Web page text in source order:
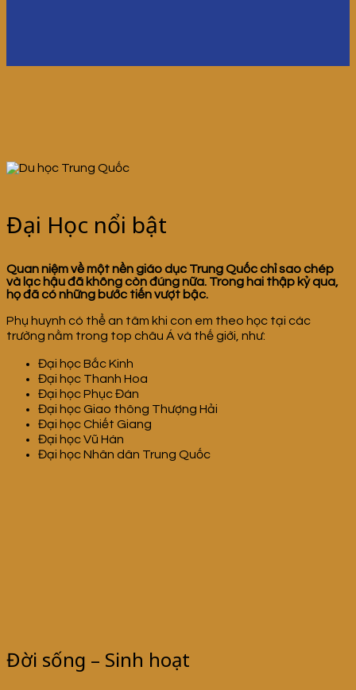
Đại Học nổi bật
Quan niệm về một nền giáo dục Trung Quốc chỉ sao chép
và lạc hậu đã không còn đúng nữa. Trong hai thập kỷ qua,
họ đã có những bước tiến vượt bậc.
Phụ huynh có thể an tâm khi con em theo học tại các
trường nằm trong top châu Á và thế giới, như:
Đại học Bắc Kinh
Đại học Thanh Hoa
Đại học Phục Đán
Đại học Giao thông Thượng Hải
Đại học Chiết Giang
Đại học Vũ Hán
Đại học Nhân dân Trung Quốc
Đời sống – Sinh hoạt